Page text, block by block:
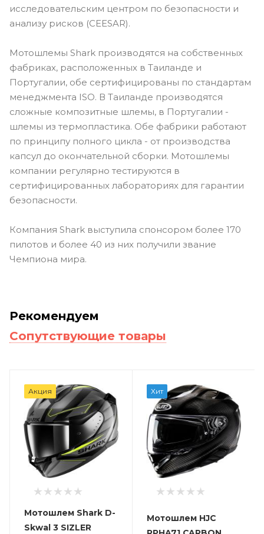
исследовательским центром по безопасности и
анализу рисков (CEESAR).
Мотошлемы Shark производятся на собственных
фабриках, расположенных в Таиланде и
Португалии, обе сертифицированы по стандартам
менеджмента ISO. В Таиланде производятся
сложные композитные шлемы, в Португалии -
шлемы из термопластика. Обе фабрики работают
по принципу полного цикла - от производства
капсул до окончательной сборки. Мотошлемы
компании регулярно тестируются в
сертифицированных лабораториях для гарантии
безопасности.
Компания Shark выступила спонсором более 170
пилотов и более 40 из них получили звание
Чемпиона мира.
Рекомендуем
Сопутствующие товары
Акция
Мотошлем Shark D-
Skwal 3 SIZLER
Хит
Мотошлем HJC